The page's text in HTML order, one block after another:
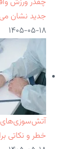
جدید نشان می‌دهد تقریباً
۱۴۰۵-۰۵-۱۸
آتش‌سوزی‌های
خطر و نکاتی